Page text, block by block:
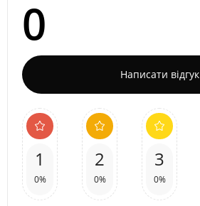
0
Написати відгук
1
0%
2
0%
3
0%